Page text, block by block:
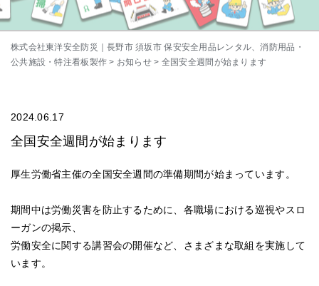
株式会社東洋安全防災｜長野市 須坂市 保安安全用品レンタル、消防用品・
公共施設・特注看板製作 > お知らせ > 全国安全週間が始まります
2024.06.17
全国安全週間が始まります
厚生労働省主催の全国安全週間の準備期間が始まっています。
期間中は労働災害を防止するために、 各職場における巡視やスロ
ーガンの掲示、
労働安全に関する講習会の開催など、さまざまな取組を実施して
います。